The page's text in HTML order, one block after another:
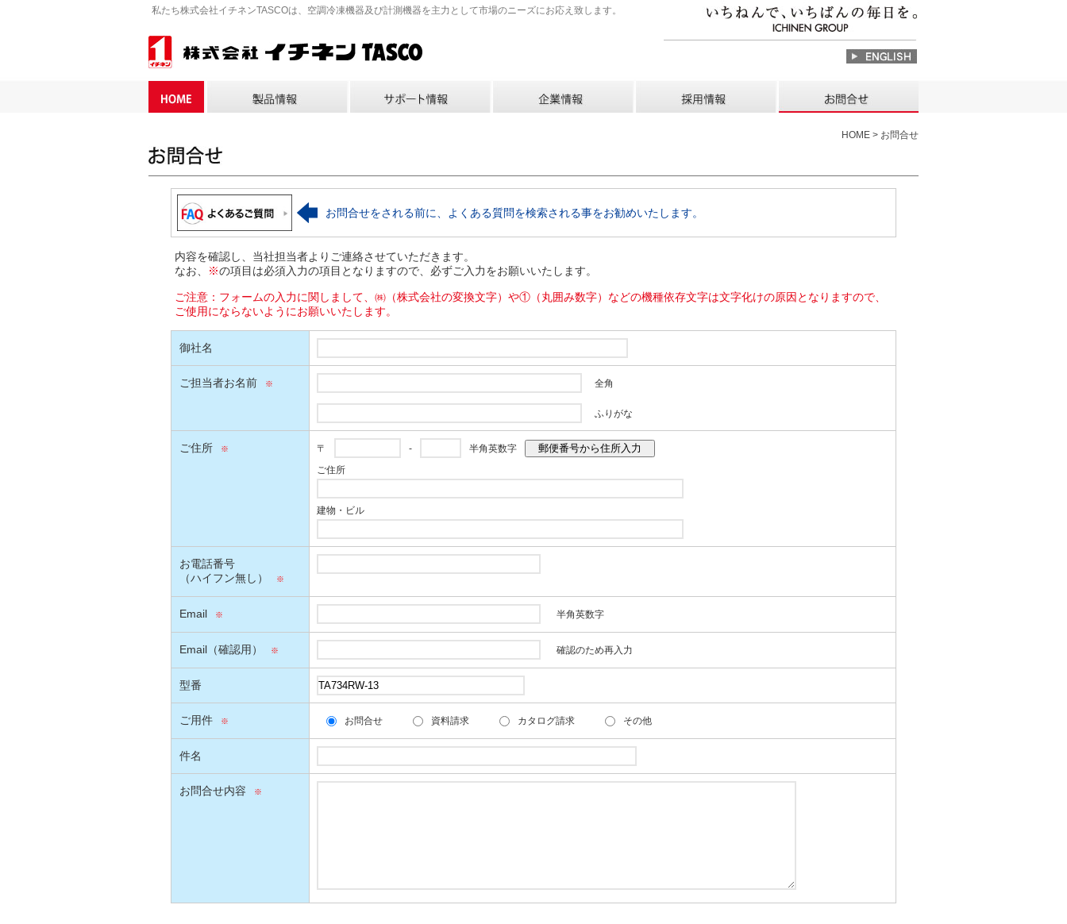
私たち株式会社イチネンTASCOは、空調冷凍機器及び計測機器を主力として市場のニーズにお応え致します。
HOME > お問合せ
お問合せをされる前に、よくある質問を検索される事をお勧めいたします。
内容を確認し、当社担当者よりご連絡させていただきます。
なお、
※の項目は必須入力の項目となりますので、必ずご入力をお願いいたします。
ご注意：フォームの入力に関しまして、㈱（株式会社の変換文字）や①（丸囲み数字）などの機種依存文字は文字化けの原因となりますので、
ご使用にならないようにお願いいたします。
御社名
ご担当者お名前 全角
ふりがな
ご住所 〒 - 半角英数字 郵便番号から住所入力
ご住所
建物・ビル
お電話番号
（ハイフン無し）
Email 半角英数字
Email（確認用） 確認のため再入力
型番
ご用件 お問合せ 資料請求 カタログ請求 その他
件名
お問合せ内容